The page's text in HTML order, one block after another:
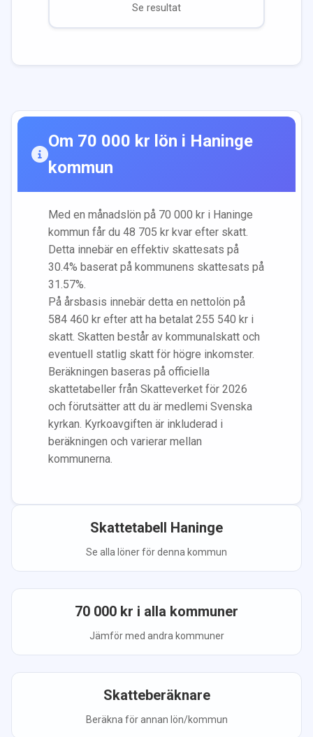
Se resultat
Om 70 000 kr lön i Haninge
kommun
Med en månadslön på 70 000 kr i Haninge
kommun får du 48 705 kr kvar efter skatt.
Detta innebär en effektiv skattesats på
30.4% baserat på kommunens skattesats på
31.57%.
På årsbasis innebär detta en nettolön på
584 460 kr efter att ha betalat 255 540 kr i
skatt. Skatten består av kommunalskatt och
eventuell statlig skatt för högre inkomster.
Beräkningen baseras på officiella
skattetabeller från Skatteverket för 2026
och förutsätter att du är medlemi Svenska
kyrkan. Kyrkoavgiften är inkluderad i
beräkningen och varierar mellan
kommunerna.
Skattetabell Haninge
Se alla löner för denna kommun
70 000 kr i alla kommuner
Jämför med andra kommuner
Skatteberäknare
Beräkna för annan lön/kommun